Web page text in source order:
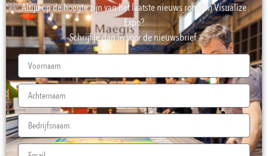
Altijd op de hoogte zijn van het laatste nieuws rondom Visualize
Expo?
Schrijf je dan in voor de nieuwsbrief.